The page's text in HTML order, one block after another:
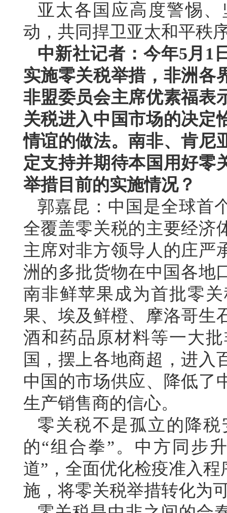
亚太各国应高度警惕
动，共同捍卫亚太和平秩
中新社记者：今年5月1
实施零关税举措，非洲各
非盟委员会主席优素福表
关税进入中国市场的决定
情谊的做法。南非、肯尼
定支持并期待本国用好零
举措目前的实施情况？
郭嘉昆：中国是全球首
全覆盖零关税的主要经济
主席对非方领导人的庄严
洲的多批货物在中国各地
南非鲜苹果成为首批零
果、埃及鲜橙、摩洛哥生
酒和药品原材料等一大
国，摆上各地商超，进入
中国的市场供应、降低了
生产销售商的信心。
零关税不是孤立的降
的“组合拳”。中方同步
道”，全面优化检疫准入
施，将零关税举措转化为